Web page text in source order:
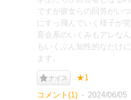
ですが彼女らの回答がい
にすっ飛んでいく様子が
育会系のいくみもアレな
もいくぶん知性的なだけ
ます。
ナイス ★1
コメント(1) 2024/06/05